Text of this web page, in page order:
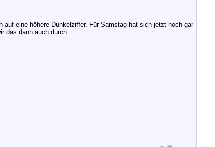
eine höhere Dunkelziffer. Für Samstag hat sich jetzt noch gar
das dann auch durch.